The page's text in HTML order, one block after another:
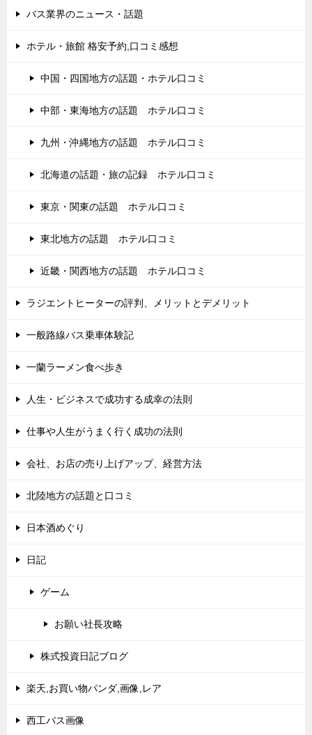
バス業界のニュース・話題
ホテル・旅館 格安予約,口コミ感想
中国・四国地方の話題・ホテル口コミ
中部・東海地方の話題 ホテル口コミ
九州・沖縄地方の話題 ホテル口コミ
北海道の話題・旅の記録 ホテル口コミ
東京・関東の話題 ホテル口コミ
東北地方の話題 ホテル口コミ
近畿・関西地方の話題 ホテル口コミ
ラジエントヒーターの評判、メリットとデメリット
一般路線バス乗車体験記
一蘭ラーメン食べ歩き
人生・ビジネスで成功する成幸の法則
仕事や人生がうまく行く成功の法則
会社、お店の売り上げアップ、経営方法
北陸地方の話題と口コミ
日本酒めぐり
日記
ゲーム
お願い社長攻略
株式投資日記ブログ
楽天,お買い物パンダ,画像,レア
西工バス画像